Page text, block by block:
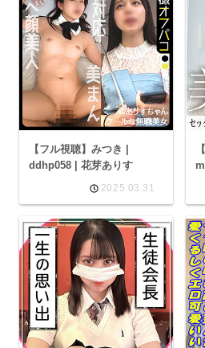
【フル視聴】みつき |
ddhp058 | 花芽ありす
2025.03.31